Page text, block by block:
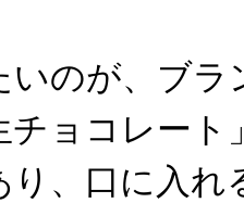
いのが、ブ
チョコレート
り、口に入